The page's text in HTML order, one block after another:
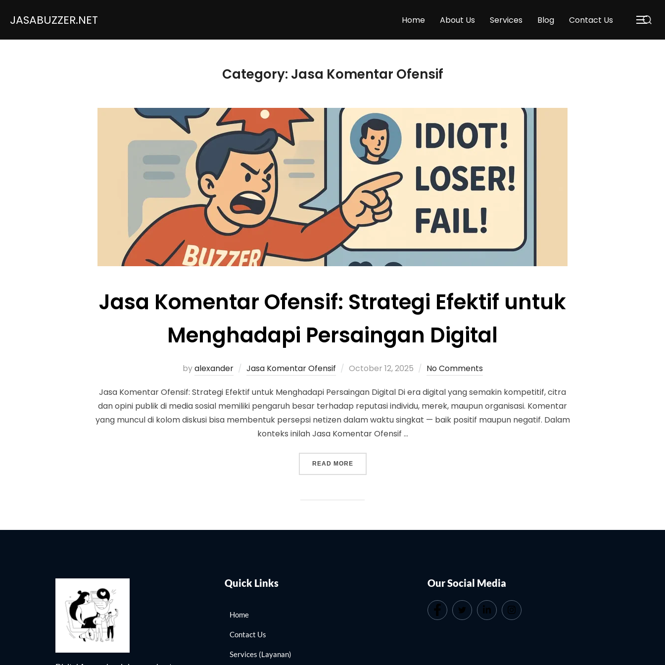
JASABUZZER.NET Home About Us Services Blog Contact Us
Category: Jasa Komentar Ofensif
Jasa Komentar Ofensif: Strategi Efektif untuk
Menghadapi Persaingan Digital
byalexander Jasa Komentar Ofensif October 12, 2025 No Comments
Jasa Komentar Ofensif: Strategi Efektif untuk Menghadapi Persaingan Digital Di era digital yang semakin kompetitif, citra
dan opini publik di media sosial memiliki pengaruh besar terhadap reputasi individu, merek, maupun organisasi. Komentar
yang muncul di kolom diskusi bisa membentuk persepsi netizen dalam waktu singkat — baik positif maupun negatif. Dalam
konteks inilah Jasa Komentar Ofensif …
READ MORE
Quick Links
Home
Contact Us
Services (Layanan)
Our Social Media